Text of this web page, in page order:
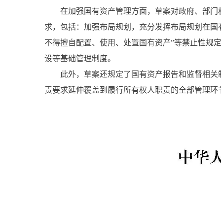
在加强国有资产管理方面，草案对政府、部门
求，包括：加强布局规划，充分发挥布局规划在
不得擅自配置、使用、处置国有资产”等禁止性规
设等基础管理制度。
此外，草案还规定了国有资产报告和监督相关
责要求延伸覆盖到履行所有权人职责的全部管理